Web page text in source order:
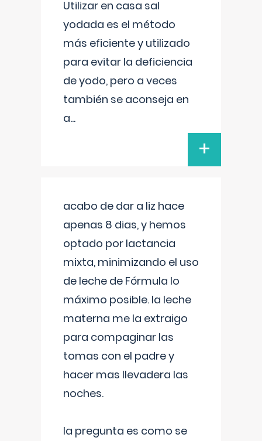
Utilizar en casa sal
yodada es el método
más eficiente y utilizado
para evitar la deficiencia
de yodo, pero a veces
también se aconseja en
a...
+
acabo de dar a liz hace
apenas 8 dias, y hemos
optado por lactancia
mixta, minimizando el uso
de leche de Fórmula lo
máximo posible. la leche
materna me la extraigo
para compaginar las
tomas con el padre y
hacer mas llevadera las
noches.
la pregunta es como se